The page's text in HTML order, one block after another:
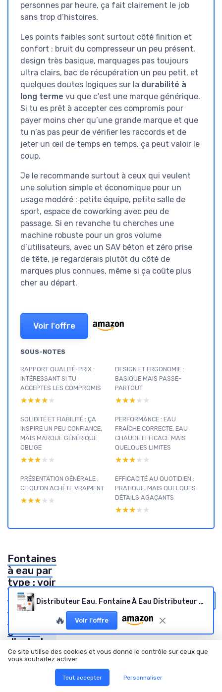
personnes par heure, ça fait clairement le job
sans trop d’histoires.
Les points faibles sont surtout côté finition et
confort : bruit du compresseur un peu présent,
design très basique, marquages pas toujours
ultra clairs, bac de récupération un peu petit, et
quelques doutes logiques sur la durabilité à
long terme vu que c’est une marque générique.
Si tu es prêt à accepter ces compromis pour
payer moins cher qu’une grande marque et que
tu n’as pas peur de vérifier les raccords et de
jeter un œil de temps en temps, ça peut valoir le
coup.
Je le recommande surtout à ceux qui veulent
une solution simple et économique pour un
usage modéré : petite équipe, petite salle de
sport, espace de coworking avec peu de
passage. Si en revanche tu cherches une
machine robuste pour un gros volume
d’utilisateurs, avec un SAV béton et zéro prise
de tête, je regarderais plutôt du côté de
marques plus connues, même si ça coûte plus
cher au départ.
Voir l'offre
SOUS-NOTES
RAPPORT QUALITÉ-PRIX :
INTÉRESSANT SI TU
ACCEPTES LES COMPROMIS
★★★★★
★★★★★
DESIGN ET ERGONOMIE :
BASIQUE MAIS PASSE-
PARTOUT
★★★★★
★★★★★
SOLIDITÉ ET FIABILITÉ : ÇA
INSPIRE UN PEU CONFIANCE,
MAIS MARQUE GÉNÉRIQUE
OBLIGE
★★★★★
★★★★★
PERFORMANCE : EAU
FRAÎCHE CORRECTE, EAU
CHAUDE EFFICACE MAIS
QUELQUES LIMITES
★★★★★
★★★★★
PRÉSENTATION GÉNÉRALE :
CE QU’ON ACHÈTE VRAIMENT
★★★★★
★★★★★
EFFICACITÉ AU QUOTIDIEN :
PRATIQUE, MAIS QUELQUES
DÉTAILS AGAÇANTS
★★★★★
★★★★★
Fontaines
à eau par
type : voir
nos
autres
guides
d'achat
Voir tous les tests Fontaines à eau par type →
Distributeur Eau, Fontaine À Eau Distributeur De Refroidisseur D'eau Sur Pied, Raccordement Au Réseau D'eau, Distributeur D'eau Instantané Chaude, Pour La Maison Et Les Petites Entreprises
🔥 Voir l'offre
Ce site utilise des cookies et vous donne le contrôle sur ceux que
vous souhaitez activer
Tout accepter Personnaliser